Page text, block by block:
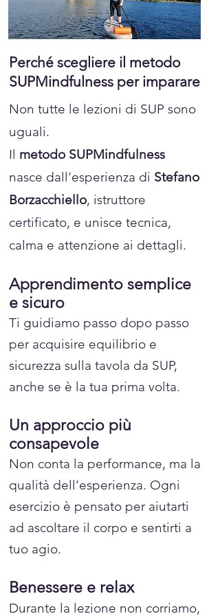
Perché scegliere il metodo
SUPMindfulness per imparare
Non tutte le lezioni di SUP sono
uguali.
Il metodo SUPMindfulness
nasce dall’esperienza di Stefano
Borzacchiello, istruttore
certificato, e unisce tecnica,
calma e attenzione ai dettagli.
Apprendimento semplice
e sicuro
Ti guidiamo passo dopo passo
per acquisire equilibrio e
sicurezza sulla tavola da SUP,
anche se è la tua prima volta.
Un approccio più
consapevole
Non conta la performance, ma la
qualità dell’esperienza. Ogni
esercizio è pensato per aiutarti
ad ascoltare il corpo e sentirti a
tuo agio.
Benessere e relax
Durante la lezione non corriamo,